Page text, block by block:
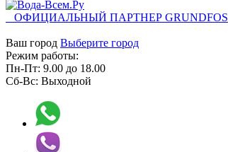
ОФИЦИАЛЬНЫЙ ПАРТНЕР GRUNDFOS
Ваш город Выберите город
Режим работы:
Пн-Пт: 9.00 до 18.00
Сб-Вс: Выходной